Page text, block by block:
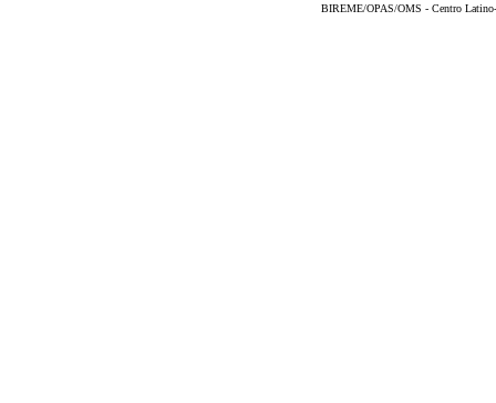
BIREME/OPAS/OMS - Centro Latino-